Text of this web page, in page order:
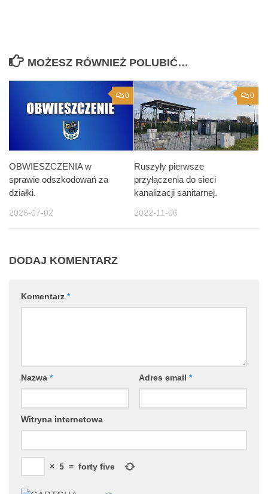
MOŻESZ RÓWNIEŻ POLUBIĆ…
0
OBWIESZCZENIA w
sprawie odszkodowań za
działki.
2026-07-02
0
Ruszyły pierwsze
przyłączenia do sieci
kanalizacji sanitarnej.
2022-11-06
DODAJ KOMENTARZ
Komentarz *
Nazwa * Adres email *
Witryna internetowa
× 5 = forty five